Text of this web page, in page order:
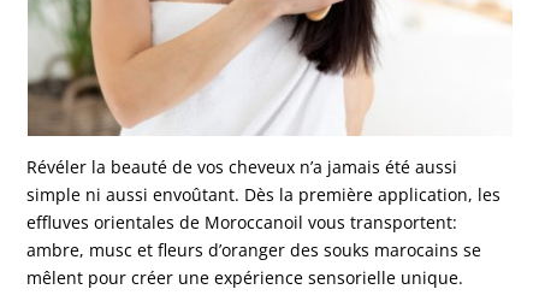
Révéler la beauté de vos cheveux n’a jamais été aussi
simple ni aussi envoûtant. Dès la première application, les
effluves orientales de Moroccanoil vous transportent:
ambre, musc et fleurs d’oranger des souks marocains se
mêlent pour créer une expérience sensorielle unique.